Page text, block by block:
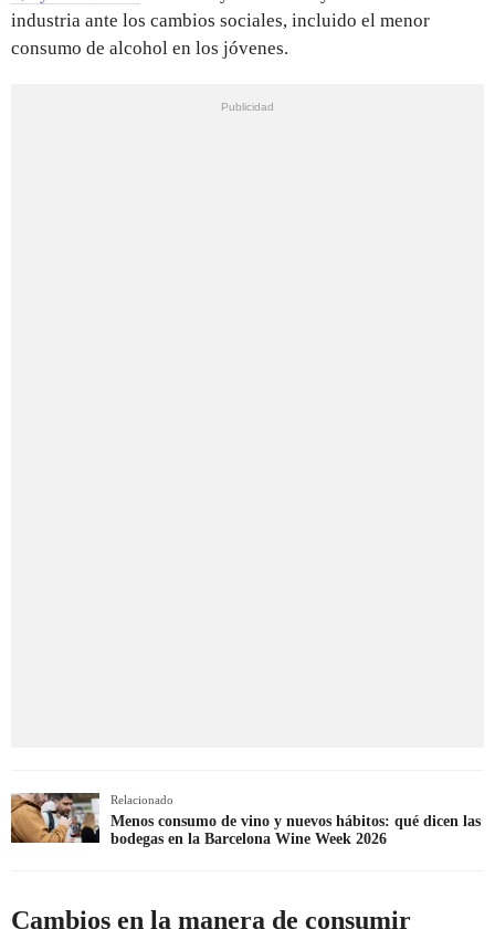
industria ante los cambios sociales, incluido el menor
consumo de alcohol en los jóvenes.
Relacionado
Menos consumo de vino y nuevos hábitos: qué dicen las
bodegas en la Barcelona Wine Week 2026
Cambios en la manera de consumir